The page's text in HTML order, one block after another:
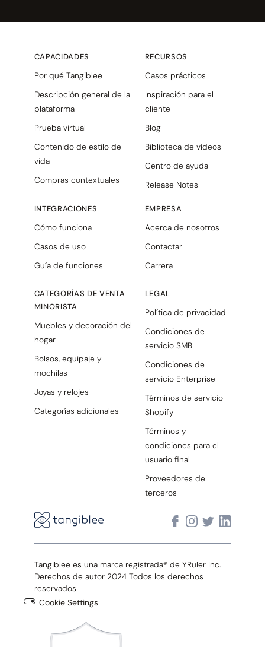
CAPACIDADES
Por qué Tangiblee
Descripción general de la
plataforma
Prueba virtual
Contenido de estilo de
vida
Compras contextuales
INTEGRACIONES
Cómo funciona
Casos de uso
Guía de funciones
CATEGORÍAS DE VENTA
MINORISTA
Muebles y decoración del
hogar
Bolsos, equipaje y
mochilas
Joyas y relojes
Categorías adicionales
RECURSOS
Casos prácticos
Inspiración para el
cliente
Blog
Biblioteca de vídeos
Centro de ayuda
Release Notes
EMPRESA
Acerca de nosotros
Contactar
Carrera
LEGAL
Política de privacidad
Condiciones de
servicio SMB
Condiciones de
servicio Enterprise
Términos de servicio
Shopify
Términos y
condiciones para el
usuario final
Proveedores de
terceros
Tangiblee es una marca registrada® de YRuler Inc.
Derechos de autor 2024 Todos los derechos
reservados
Cookie Settings